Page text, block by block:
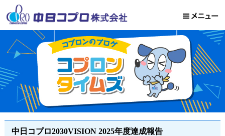
中日コプロ2030VISION 2025年度達成報告